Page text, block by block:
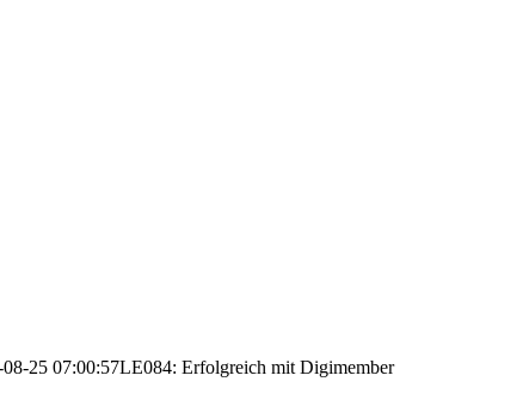
08-25 07:00:57LE084: Erfolgreich mit Digimember